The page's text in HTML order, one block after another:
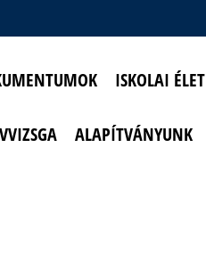
ISKOLAI ÉLET
ALAPÍTVÁNYUNK